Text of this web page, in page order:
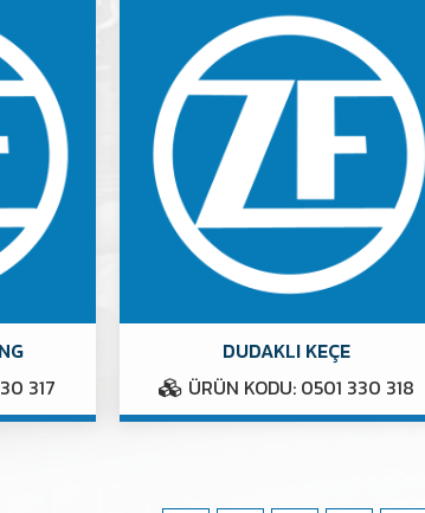
317
DUDAKLI KEÇE
ÜRÜN KODU: 0501 330 318